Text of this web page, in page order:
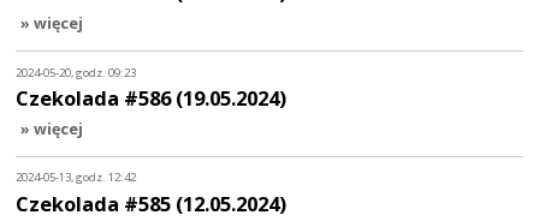
» więcej
2024-05-20, godz. 09:23
Czekolada #586 (19.05.2024)
» więcej
2024-05-13, godz. 12:42
Czekolada #585 (12.05.2024)